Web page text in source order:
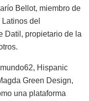
Bellot, miembro de
del
Datil, propietario de la
Hispanic
Green Design,
una plataforma